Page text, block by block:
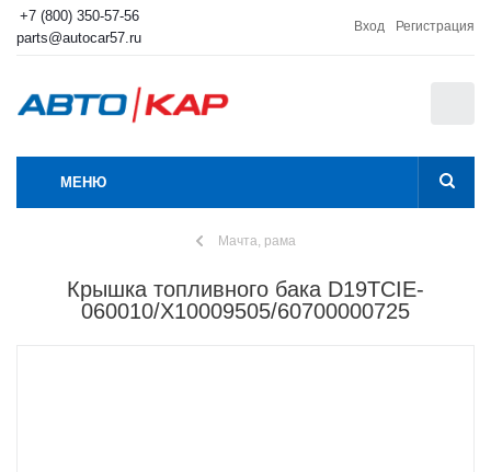
+7 (800) 350-57-56
parts@autocar57.ru
Вход Регистрация
МЕНЮ
Мачта, рама
Крышка топливного бака D19TCIE-
060010/X10009505/60700000725